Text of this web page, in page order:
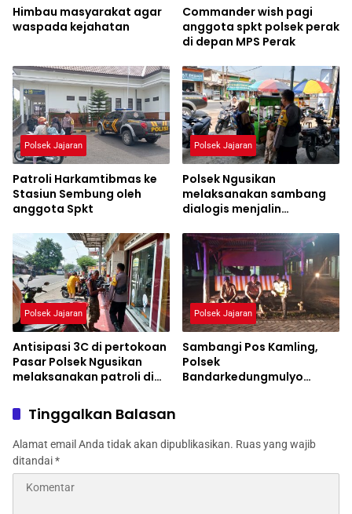
Himbau masyarakat agar
waspada kejahatan
Commander wish pagi
anggota spkt polsek perak
di depan MPS Perak
Polsek Jajaran
Patroli Harkamtibmas ke
Stasiun Sembung oleh
anggota Spkt
Polsek Jajaran
Polsek Ngusikan
melaksanakan sambang
dialogis menjalin
dengan warga
Polsek Jajaran
Antisipasi 3C di pertokoan
Pasar Polsek Ngusikan
melaksanakan patroli di
Polsek Jajaran
Sambangi Pos Kamling,
Polsek
Bandarkedungmulyo
Tinggalkan Balasan
Alamat email Anda tidak akan dipublikasikan. Ruas yang wajib
ditandai*